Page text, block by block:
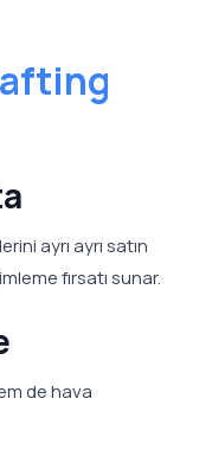
ayrı ayrı satın
fırsatı sunar.
de hava